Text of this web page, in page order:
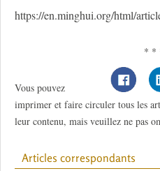
https://en.minghui.org/html/
* *
Vous pouvez
imprimer et faire circuler tous les
leur contenu, mais veuillez ne pas
Articles correspondants